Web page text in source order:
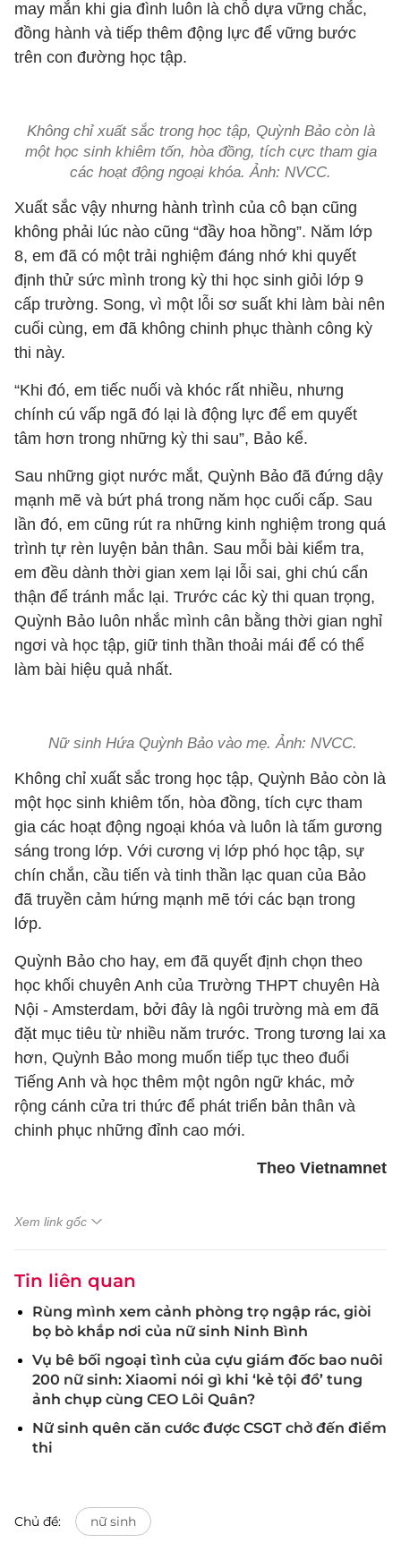
may mắn khi gia đình luôn là chỗ dựa vững chắc,
đồng hành và tiếp thêm động lực để vững bước
trên con đường học tập.
Không chỉ xuất sắc trong học tập, Quỳnh Bảo còn là
một học sinh khiêm tốn, hòa đồng, tích cực tham gia
các hoạt động ngoại khóa. Ảnh: NVCC.
Xuất sắc vậy nhưng hành trình của cô bạn cũng
không phải lúc nào cũng “đầy hoa hồng”. Năm lớp
8, em đã có một trải nghiệm đáng nhớ khi quyết
định thử sức mình trong kỳ thi học sinh giỏi lớp 9
cấp trường. Song, vì một lỗi sơ suất khi làm bài nên
cuối cùng, em đã không chinh phục thành công kỳ
thi này.
“Khi đó, em tiếc nuối và khóc rất nhiều, nhưng
chính cú vấp ngã đó lại là động lực để em quyết
tâm hơn trong những kỳ thi sau”, Bảo kể.
Sau những giọt nước mắt, Quỳnh Bảo đã đứng dậy
mạnh mẽ và bứt phá trong năm học cuối cấp. Sau
lần đó, em cũng rút ra những kinh nghiệm trong quá
trình tự rèn luyện bản thân. Sau mỗi bài kiểm tra,
em đều dành thời gian xem lại lỗi sai, ghi chú cẩn
thận để tránh mắc lại. Trước các kỳ thi quan trọng,
Quỳnh Bảo luôn nhắc mình cân bằng thời gian nghỉ
ngơi và học tập, giữ tinh thần thoải mái để có thể
làm bài hiệu quả nhất.
Nữ sinh Hứa Quỳnh Bảo vào mẹ. Ảnh: NVCC.
Không chỉ xuất sắc trong học tập, Quỳnh Bảo còn là
một học sinh khiêm tốn, hòa đồng, tích cực tham
gia các hoạt động ngoại khóa và luôn là tấm gương
sáng trong lớp. Với cương vị lớp phó học tập, sự
chín chắn, cầu tiến và tinh thần lạc quan của Bảo
đã truyền cảm hứng mạnh mẽ tới các bạn trong
lớp.
Quỳnh Bảo cho hay, em đã quyết định chọn theo
học khối chuyên Anh của Trường THPT chuyên Hà
Nội - Amsterdam, bởi đây là ngôi trường mà em đã
đặt mục tiêu từ nhiều năm trước. Trong tương lai xa
hơn, Quỳnh Bảo mong muốn tiếp tục theo đuổi
Tiếng Anh và học thêm một ngôn ngữ khác, mở
rộng cánh cửa tri thức để phát triển bản thân và
chinh phục những đỉnh cao mới.
Theo Vietnamnet
Xem link gốc
Tin liên quan
Rùng mình xem cảnh phòng trọ ngập rác, giòi
bọ bò khắp nơi của nữ sinh Ninh Bình
Vụ bê bối ngoại tình của cựu giám đốc bao nuôi
200 nữ sinh: Xiaomi nói gì khi ‘kẻ tội đồ’ tung
ảnh chụp cùng CEO Lôi Quân?
Nữ sinh quên căn cước được CSGT chở đến điểm
thi
Chủ đề: nữ sinh